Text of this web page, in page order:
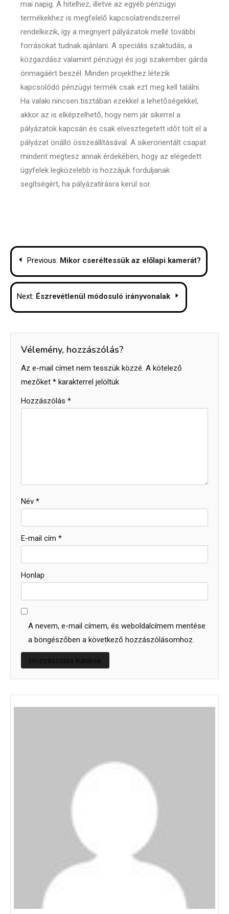
mai napig. A hitelhez, illetve az egyéb pénzügyi
termékekhez is megfelelő kapcsolatrendszerrel
rendelkezik, így a megnyert pályázatok mellé további
forrásokat tudnak ajánlani. A speciális szaktudás, a
közgazdász valamint pénzügyi és jogi szakember gárda
önmagáért beszél. Minden projekthez létezik
kapcsolódó pénzügyi termék csak ezt meg kell találni.
Ha valaki nincsen tisztában ezekkel a lehetőségekkel,
akkor az is elképzelhető, hogy nem jár sikerrel a
pályázatok kapcsán és csak elvesztegetett időt tölt el a
pályázat önálló összeállításával. A sikerorientált csapat
mindent megtesz annak érdekében, hogy az elégedett
ügyfelek legközelebb is hozzájuk forduljanak
segítségért, ha pályázatírásra kerül sor.
Bejegyzés
navigáció
Previous: Mikor cseréltessük az előlapi kamerát?
Next: Észrevétlenül módosuló irányvonalak
Vélemény, hozzászólás?
Az e-mail címet nem tesszük közzé. A kötelező
mezőket * karakterrel jelöltük
Hozzászólás *
Név *
E-mail cím *
Honlap
A nevem, e-mail címem, és weboldalcímem mentése
a böngészőben a következő hozzászólásomhoz.